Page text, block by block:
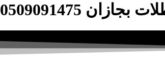
خصم 30% – شركة الصفوة